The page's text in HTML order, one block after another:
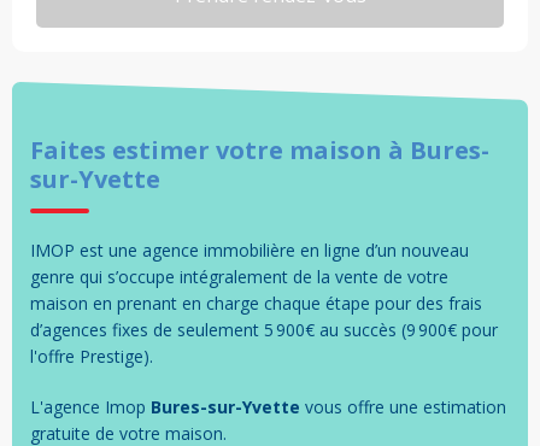
Faites estimer votre maison à Bures-
sur-Yvette
IMOP est une agence immobilière en ligne d’un nouveau
genre qui s’occupe intégralement de la vente de votre
maison en prenant en charge chaque étape pour des frais
d’agences fixes de seulement 5 900€ au succès (9 900€ pour
l'offre Prestige).
L'agence Imop Bures-sur-Yvette vous offre une estimation
gratuite de votre maison.